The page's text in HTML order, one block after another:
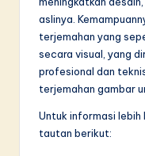
aslinya.
terjemahan yang
secara visual, yang
profesional dan
terjemahan gambar
Untuk informasi lebih
tautan berikut: